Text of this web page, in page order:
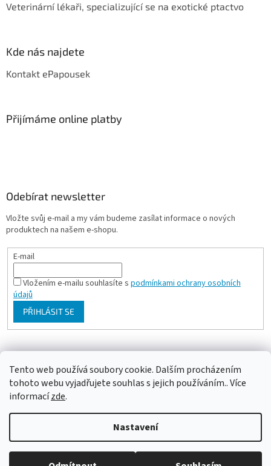
Tento web používá soubory cookie. Dalším procházením
tohoto webu vyjadřujete souhlas s jejich používáním.. Více
informacízde.
Nastavení
Veterinární lékaři, specializující se na exotické ptactvo
Kde nás najdete
Kontakt ePapousek
Přijímáme online platby
Odebírat newsletter
Vložte svůj e-mail a my vám budeme zasílat informace o nových
produktech na našem e-shopu.
E-mail
Vložením e-mailu souhlasíte s podmínkami ochrany osobních
údajů
PŘIHLÁSIT SE
Copyright 2026ePapousek.cz. Všechna práva vyhrazena.Upravit